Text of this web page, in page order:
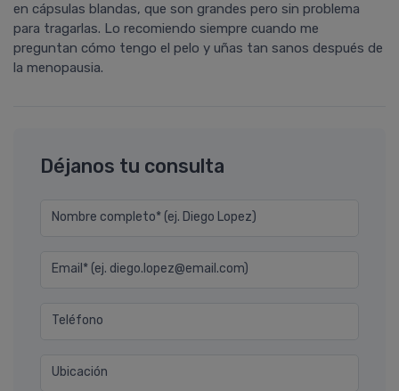
en cápsulas blandas, que son grandes pero sin problema
para tragarlas. Lo recomiendo siempre cuando me
preguntan cómo tengo el pelo y uñas tan sanos después de
la menopausia.
Déjanos tu consulta
Nombre completo* (ej. Diego Lopez)
Email* (ej. diego.lopez@email.com)
Teléfono
Ubicación